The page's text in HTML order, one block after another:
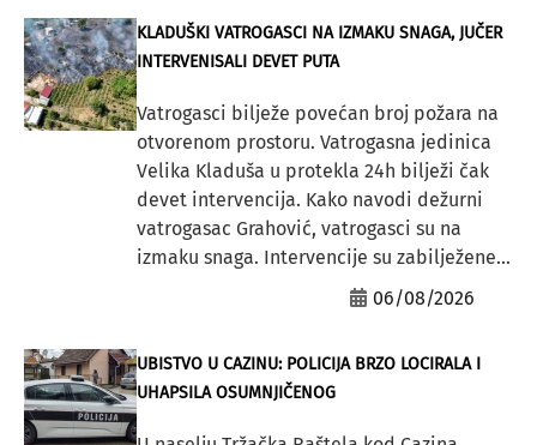
KLADUŠKI VATROGASCI NA IZMAKU SNAGA, JUČER
INTERVENISALI DEVET PUTA
Vatrogasci bilježe povećan broj požara na
otvorenom prostoru. Vatrogasna jedinica
Velika Kladuša u protekla 24h bilježi čak
devet intervencija. Kako navodi dežurni
vatrogasac Grahović, vatrogasci su na
izmaku snaga. Intervencije su zabilježene...
06/08/2026
UBISTVO U CAZINU: POLICIJA BRZO LOCIRALA I
UHAPSILA OSUMNJIČENOG